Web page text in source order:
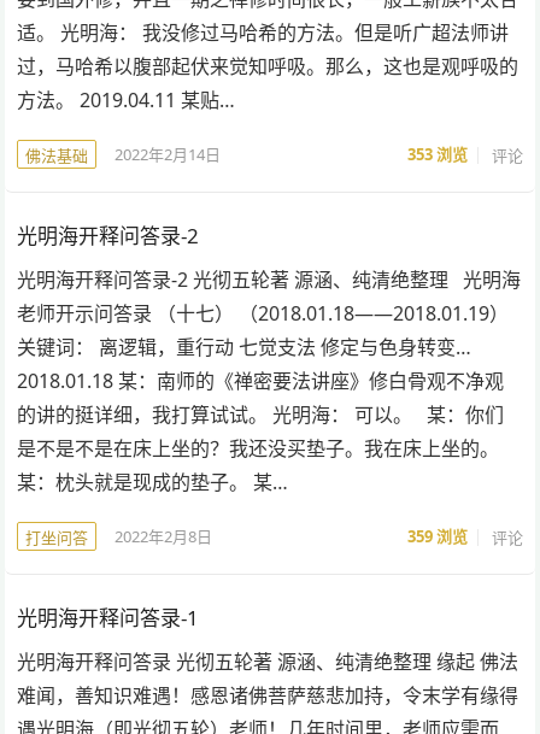
适。 光明海： 我没修过马哈希的方法。但是听广超法师讲
过，马哈希以腹部起伏来觉知呼吸。那么，这也是观呼吸的
方法。 2019.04.11 某贴…
佛法基础 2022年2月14日 353浏览 评论
光明海开释问答录-2
光明海开释问答录-2 光彻五轮著 源涵、纯清绝整理 光明海
老师开示问答录 （十七） （2018.01.18——2018.01.19）
关键词： 离逻辑，重行动 七觉支法 修定与色身转变…
2018.01.18 某：南师的《禅密要法讲座》修白骨观不净观
的讲的挺详细，我打算试试。 光明海： 可以。 某：你们
是不是不是在床上坐的？我还没买垫子。我在床上坐的。
某：枕头就是现成的垫子。 某…
打坐问答 2022年2月8日 359浏览 评论
光明海开释问答录-1
光明海开释问答录 光彻五轮著 源涵、纯清绝整理 缘起 佛法
难闻，善知识难遇！感恩诸佛菩萨慈悲加持，令末学有缘得